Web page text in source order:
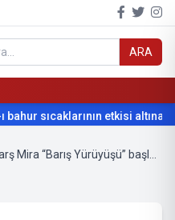
ARA
bahur sıcaklarının etkisi altına